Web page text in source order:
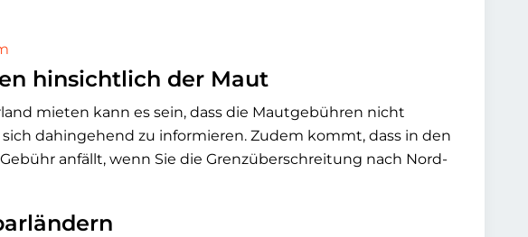
hinsichtlich der Maut
mieten kann es sein, dass die Mautgebühren nicht
dahingehend zu informieren. Zudem kommt, dass in den
anfällt, wenn Sie die Grenzüberschreitung nach Nord-